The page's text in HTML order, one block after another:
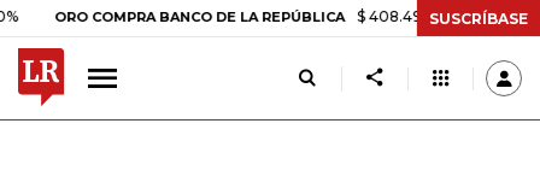
ORO COMPRA BANCO DE LA REPÚBLICA $ 408.498,97 +$ 8.753,81
SUSCRÍBASE